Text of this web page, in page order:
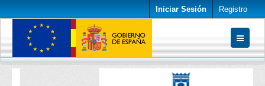
Iniciar Sesión Registro
Conjuntos de datos